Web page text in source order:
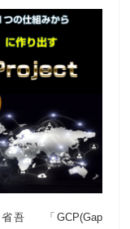
省吾 「GCP(Gap